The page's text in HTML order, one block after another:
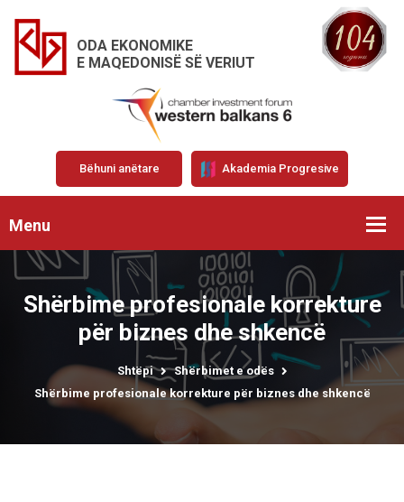
ODA EKONOMIKE
E MAQEDONISË SË VERIUT
Bëhuni anëtare Akademia Progresive
Menu
Shërbime profesionale korrekture
për biznes dhe shkencë
Shtëpi
Shërbimet e odës
Shërbime profesionale korrekture për biznes dhe shkencë